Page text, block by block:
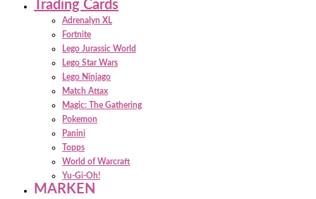
Trading Cards
Adrenalyn XL
Fortnite
Lego Jurassic World
Lego Star Wars
Lego Ninjago
Match Attax
Magic: The Gathering
Pokemon
Panini
Topps
World of Warcraft
Yu-Gi-Oh!
MARKEN